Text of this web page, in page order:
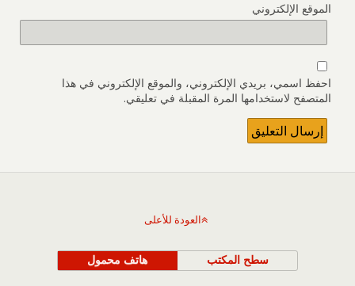
الموقع الإلكتروني
احفظ اسمي، بريدي الإلكتروني، والموقع الإلكتروني في هذا
المتصفح لاستخدامها المرة المقبلة في تعليقي.
العودة للأعلى
هاتف محمول سطح المكتب